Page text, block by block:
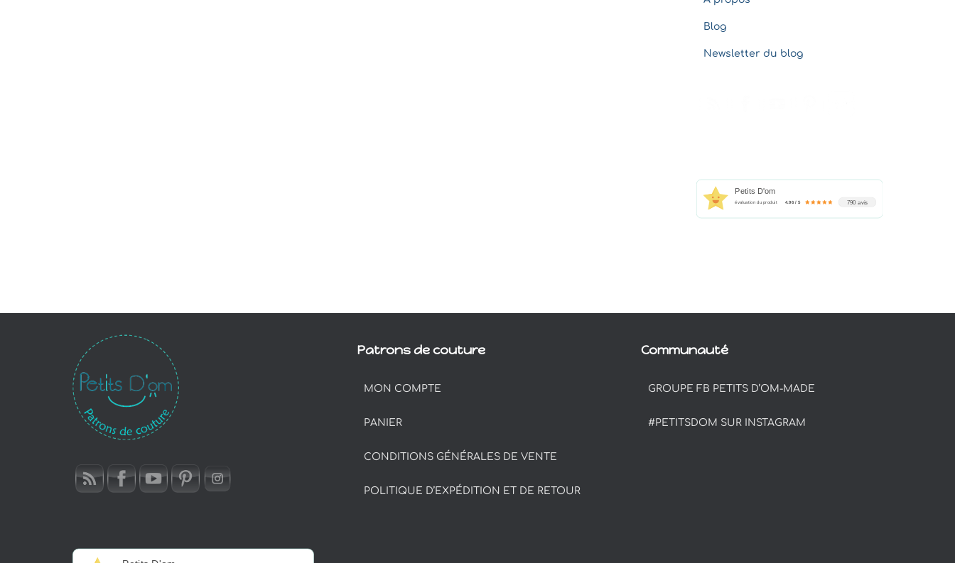
Blog
Newsletter du blog
Petits D'om
évaluation du produit 4.96 / 5 790 avis
Patrons de couture
MON COMPTE
PANIER
CONDITIONS GÉNÉRALES DE VENTE
POLITIQUE D’EXPÉDITION ET DE RETOUR
Communauté
GROUPE FB PETITS D’OM-MADE
#PETITSDOM SUR INSTAGRAM